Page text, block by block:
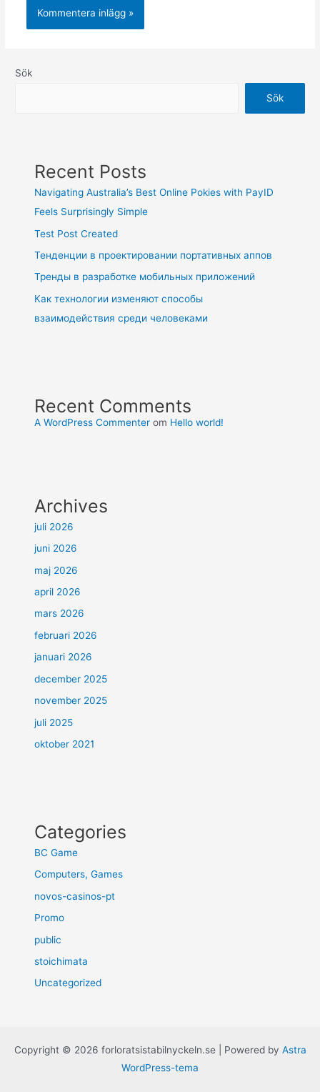
Sök
Sök
Recent Posts
Navigating Australia’s Best Online Pokies with PayID
Feels Surprisingly Simple
Test Post Created
Тенденции в проектировании портативных аппов
Тренды в разработке мобильных приложений
Как технологии изменяют способы
взаимодействия среди человеками
Recent Comments
A WordPress Commenter om Hello world!
Archives
juli 2026
juni 2026
maj 2026
april 2026
mars 2026
februari 2026
januari 2026
december 2025
november 2025
juli 2025
oktober 2021
Categories
BC Game
Computers, Games
novos-casinos-pt
Promo
public
stoichimata
Uncategorized
Copyright © 2026 forloratsistabilnyckeln.se | Powered by Astra
WordPress-tema